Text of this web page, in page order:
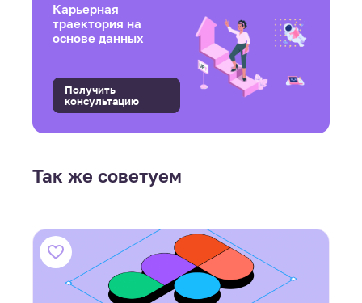
Карьерная
траектория на
основе данных
Получить
консультацию
Так же советуем